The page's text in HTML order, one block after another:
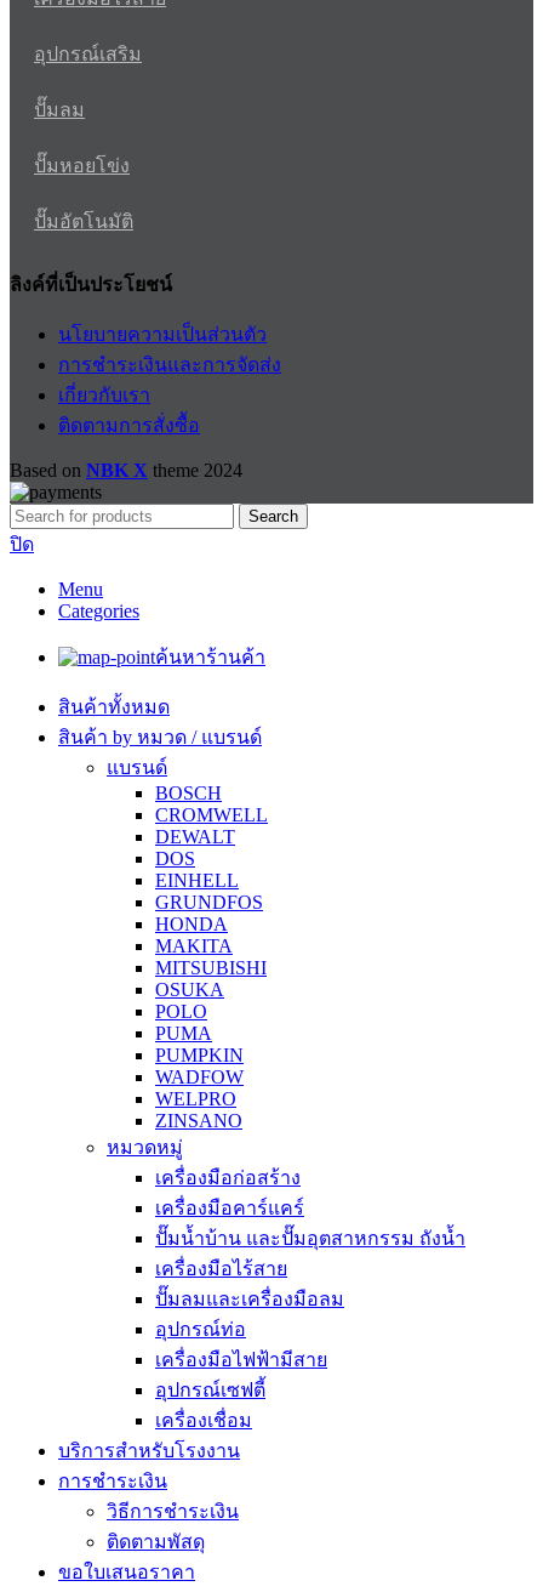
อุปกรณ์เสริม
ปั๊มลม
ปั๊มหอยโข่ง
ปั๊มอัตโนมัติ
ลิงค์ที่เป็นประโยชน์
นโยบายความเป็นส่วนตัว
การชำระเงินและการจัดส่ง
เกี่ยวกับเรา
ติดตามการสั่งซื้อ
Based on NBK X theme 2024
Search
ปิด
Menu
Categories
ค้นหาร้านค้า
สินค้าทั้งหมด
สินค้า by หมวด / แบรนด์
แบรนด์
BOSCH
CROMWELL
DEWALT
DOS
EINHELL
GRUNDFOS
HONDA
MAKITA
MITSUBISHI
OSUKA
POLO
PUMA
PUMPKIN
WADFOW
WELPRO
ZINSANO
หมวดหมู่
เครื่องมือก่อสร้าง
เครื่องมือคาร์แคร์
ปั๊มน้ำบ้าน และปั๊มอุตสาหกรรม ถังน้ำ
เครื่องมือไร้สาย
ปั๊มลมและเครื่องมือลม
อุปกรณ์ท่อ
เครื่องมือไฟฟ้ามีสาย
อุปกรณ์เซฟตี้
เครื่องเชื่อม
บริการสำหรับโรงงาน
การชำระเงิน
วิธีการชำระเงิน
ติดตามพัสดุ
ขอใบเสนอราคา